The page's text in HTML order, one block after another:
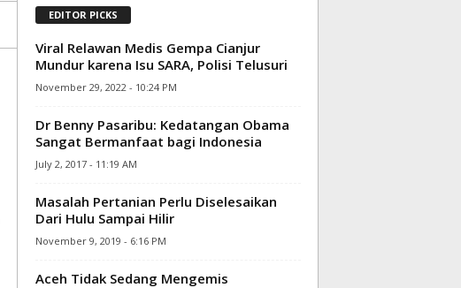
EDITOR PICKS
Viral Relawan Medis Gempa Cianjur
Mundur karena Isu SARA, Polisi Telusuri
November 29, 2022 - 10:24 PM
Dr Benny Pasaribu: Kedatangan Obama
Sangat Bermanfaat bagi Indonesia
July 2, 2017 - 11:19 AM
Masalah Pertanian Perlu Diselesaikan
Dari Hulu Sampai Hilir
November 9, 2019 - 6:16 PM
Aceh Tidak Sedang Mengemis